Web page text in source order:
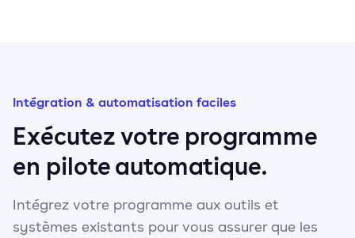
Intégration & automatisation faciles
Exécutez votre programme
en pilote automatique.
Intégrez votre programme aux outils et
systèmes existants pour vous assurer que les